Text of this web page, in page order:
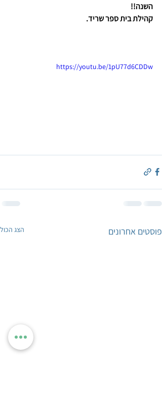
השנה!!
קהילת בית ספר שריד.
https://youtu.be/1pU77d6CDDw
פוסטים אחרונים הצג הכול